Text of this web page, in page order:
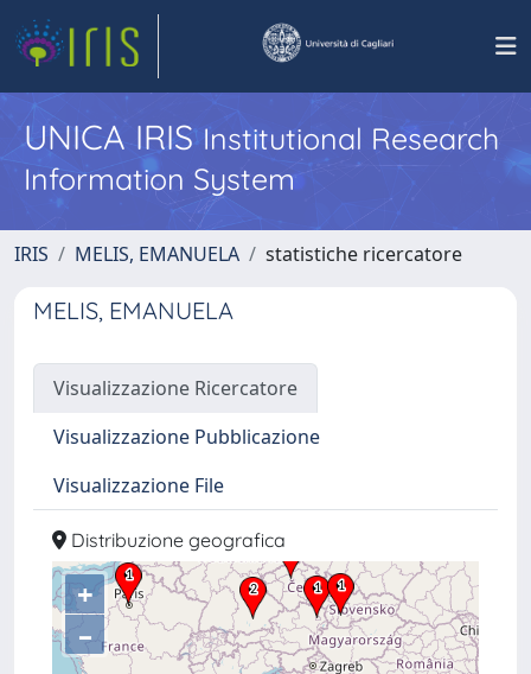
UNICA IRISInstitutional Research
Information System
IRIS MELIS, EMANUELA statistiche ricercatore
MELIS, EMANUELA
Visualizzazione Ricercatore
Visualizzazione Pubblicazione
Visualizzazione File
Distribuzione geografica
+
–